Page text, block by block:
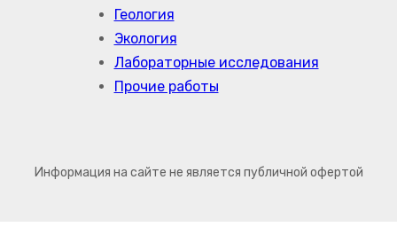
Геология
Экология
Лабораторные исследования
Прочие работы
Информация на сайте не является публичной офертой